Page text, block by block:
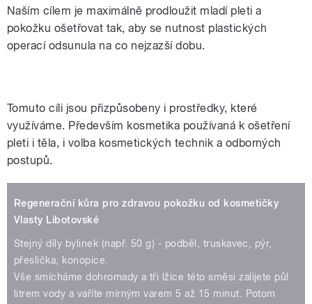
Naším cílem je maximálně prodloužit mladí pleti a
pokožku ošetřovat tak, aby se nutnost plastických
operací odsunula na co nejzazší dobu.
Tomuto cíli jsou přizpůsobeny i prostředky, které
využíváme. Především kosmetika používaná k ošetření
pleti i těla, i volba kosmetických technik a odborných
postupů.
Regenerační kůra pro zdravou pokožku od kosmetičky
Vlasty Libotovské
Stejný díly bylinek (např. 50 g) - podběl, truskavec, pýr,
přeslička, konopice.
Vše smícháme dohromady a tři lžíce této směsi zalijete půl
litrem vody a vaříte mírným varem 5 až 15 minut. Potom